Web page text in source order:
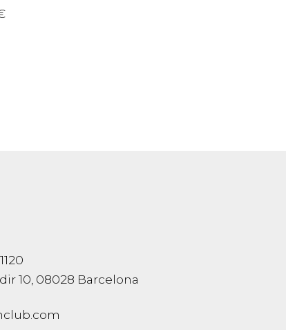
10, 08028 Barcelona